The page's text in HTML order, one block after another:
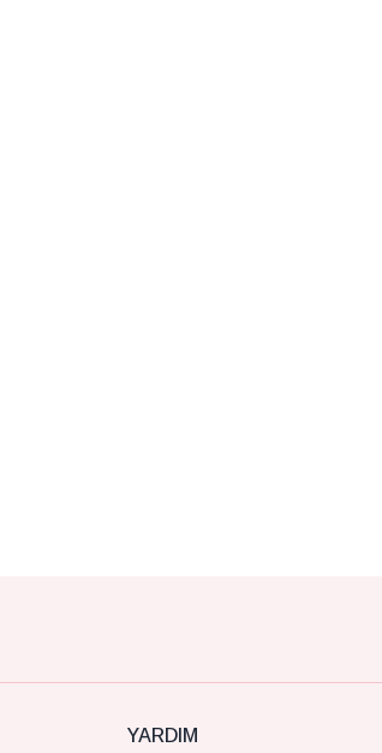
YARDIM